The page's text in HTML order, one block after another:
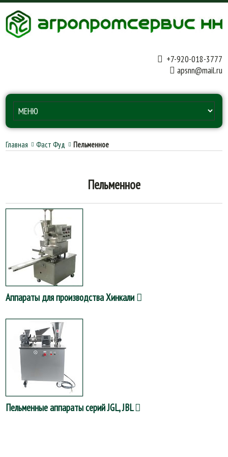
+7-920-018-3777
apsnn@mail.ru
Главная Фаст Фуд Пельменное
Пельменное
Аппараты для производства Хинкали
Пельменные аппараты серий JGL, JBL